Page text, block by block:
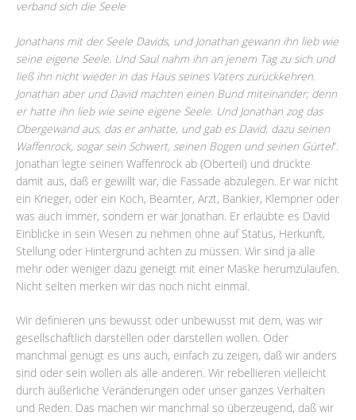
verband sich die Seele
Jonathans mit der Seele Davids, und Jonathan gewann ihn lieb wie
seine eigene Seele. Und Saul nahm ihn an jenem Tag zu sich und
ließ ihn nicht wieder in das Haus seines Vaters zurückkehren.
Jonathan aber und David machten einen Bund miteinander; denn
er hatte ihn lieb wie seine eigene Seele. Und Jonathan zog das
Obergewand aus, das er anhatte, und gab es David, dazu seinen
Waffenrock, sogar sein Schwert, seinen Bogen und seinen Gürtel“.
Jonathan legte seinen Waffenrock ab (Oberteil) und drückte
damit aus, daß er gewillt war, die Fassade abzulegen. Er war nicht
ein Krieger, oder ein Koch, Beamter, Arzt, Bankier, Klempner oder
was auch immer, sondern er war Jonathan. Er erlaubte es David
Einblicke in sein Wesen zu nehmen ohne auf Status, Herkunft,
Stellung oder Hintergrund achten zu müssen. Wir sind ja alle
mehr oder weniger dazu geneigt mit einer Maske herumzulaufen.
Nicht selten merken wir das noch nicht einmal.
Wir definieren uns bewusst oder unbewusst mit dem, was wir
gesellschaftlich darstellen oder darstellen wollen. Oder
manchmal genügt es uns auch, einfach zu zeigen, daß wir anders
sind oder sein wollen als alle anderen. Wir rebellieren vielleicht
durch äußerliche Veränderungen oder unser ganzes Verhalten
und Reden. Das machen wir manchmal so überzeugend, daß wir